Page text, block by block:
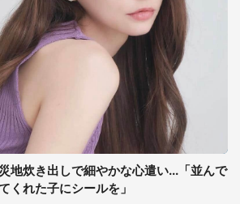
地炊き出しで細やかな心遣い...「並んで
くれた子にシールを」